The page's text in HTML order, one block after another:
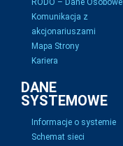
RODO – Dane Osobowe
Komunikacja z
akcjonariuszami
Mapa Strony
Kariera
DANE
SYSTEMOWE
Informacje o systemie
Schemat sieci